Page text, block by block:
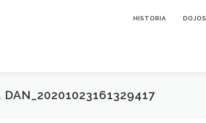
HISTORIA DOJOS
DAN_20201023161329417